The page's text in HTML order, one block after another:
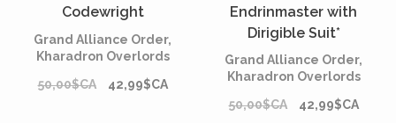
Codewright
Grand Alliance Order,
Kharadron Overlords
50,00$CA
42,99$CA
Endrinmaster with
Dirigible Suit*
Grand Alliance Order,
Kharadron Overlords
50,00$CA
42,99$CA